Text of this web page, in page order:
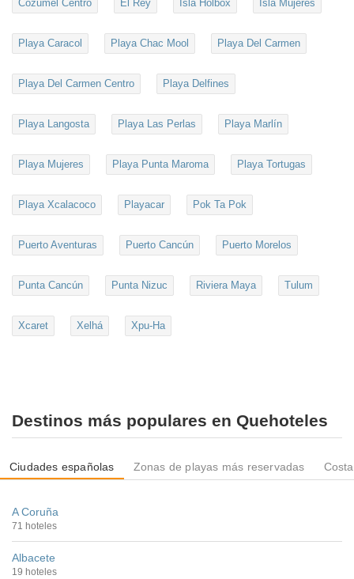
Cozumel Centro El Rey Isla Holbox Isla Mujeres
Playa Caracol Playa Chac Mool Playa Del Carmen
Playa Del Carmen Centro Playa Delfines
Playa Langosta Playa Las Perlas Playa Marlín
Playa Mujeres Playa Punta Maroma Playa Tortugas
Playa Xcalacoco Playacar Pok Ta Pok
Puerto Aventuras Puerto Cancún Puerto Morelos
Punta Cancún Punta Nizuc Riviera Maya Tulum
Xcaret Xelhá Xpu-Ha
Destinos más populares en Quehoteles
Ciudades españolas Zonas de playas más reservadas
A Coruña
71 hoteles
Albacete
19 hoteles